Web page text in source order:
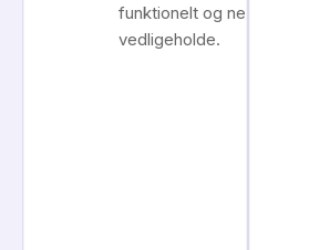
funktionelt og nemt at
vedligeholde.